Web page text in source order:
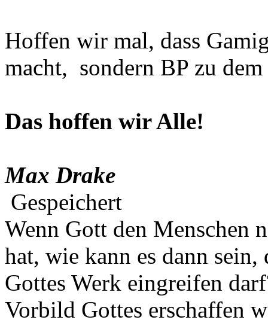
Hoffen wir mal, dass
macht, sondern BP zu
Das hoffen wir Alle!
Max Drake
Gespeichert
Wenn Gott den Menschen
hat, wie kann es dann
Gottes Werk eingreifen
Vorbild Gottes erschaffen